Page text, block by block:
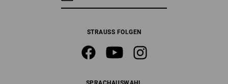
STRAUSS FOLGEN